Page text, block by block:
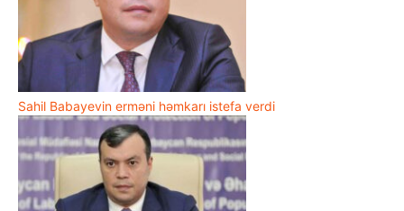
Sahil Babayevin erməni həmkarı istefa verdi